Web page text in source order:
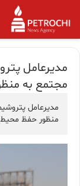
مدیرعامل
مجتمع به
منظور حفظ